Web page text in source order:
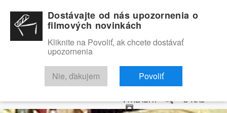
RECENZIE TRAILERY FILMOVÁ DATABÁZA
VYHĽADAŤ O NÁS
Dostávajte od nás upozornenia o
filmových novinkách
Kliknite na Povoliť, ak chcete dostávať
upozornenia
Nie, ďakujem Povoliť